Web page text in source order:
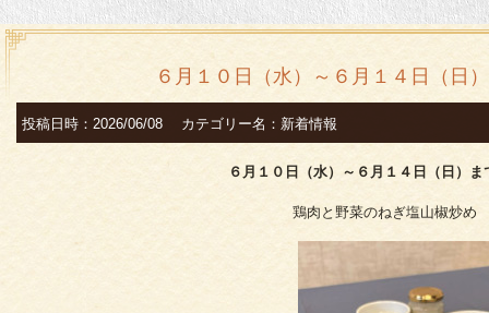
６月１０日（水）～６月１４日（日
投稿日時：2026/06/08 カテゴリー名：新着情報
６月１０日（水）～６月１４ 日（日）
鶏肉と野菜のねぎ塩山椒炒め